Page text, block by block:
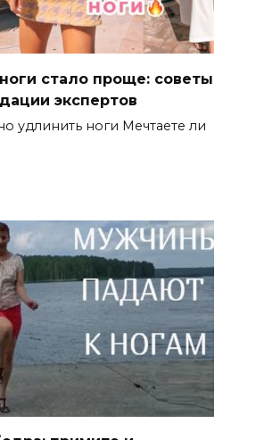
стало проще: советы
экспертов
удлинить ноги Мечтаете ли